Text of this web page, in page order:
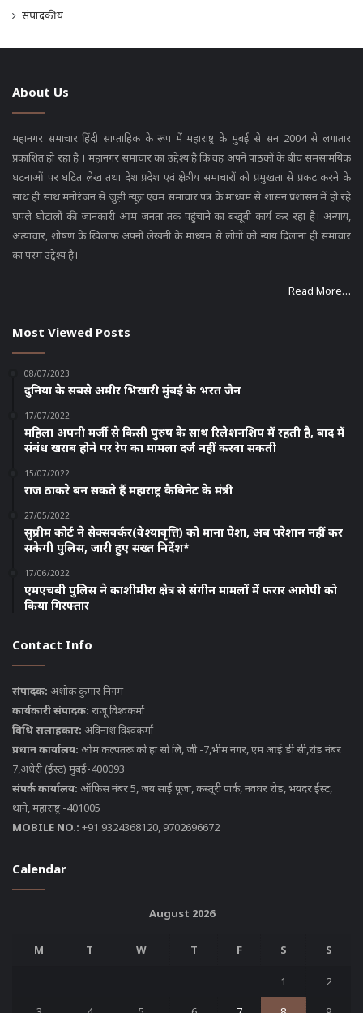
संपादकीय
About Us
महानगर समाचार हिंदी साप्ताहिक के रूप में महाराष्ट्र के मुंबई से सन 2004 से लगातार
प्रकाशित हो रहा है । महानगर समाचार का उद्देश्य है कि वह अपने पाठकों के बीच समसामयिक
घटनाओं पर घटित लेख तथा देश प्रदेश एवं क्षेत्रीय समाचारों को प्रमुखता से प्रकट करने के
साथ ही साथ मनोरंजन से जुड़ी न्यूज़ एवम समाचार पत्र के माध्यम से शासन प्रशासन में हो रहे
घपले घोटालों की जानकारी आम जनता तक पहुंचाने का बखूबी कार्य कर रहा है। अन्याय,
अत्याचार, शोषण के खिलाफ अपनी लेखनी के माध्यम से लोगों को न्याय दिलाना ही समाचार
का परम उद्देश्य है।
Read More…
Most Viewed Posts
08/07/2023
दुनिया के सबसे अमीर भिखारी मुंबई के भरत जैन
17/07/2022
महिला अपनी मर्जी से किसी पुरुष के साथ रिलेशनशिप में रहती है, बाद में
संबंध खराब होने पर रेप का मामला दर्ज नहीं करवा सकती
15/07/2022
राज ठाकरे बन सकते हैं महाराष्ट्र कैबिनेट के मंत्री
27/05/2022
सुप्रीम कोर्ट ने सेक्सवर्कर(वेश्यावृत्ति) को माना पेशा, अब परेशान नहीं कर
सकेगी पुलिस, जारी हुए सख्त निर्देश*
17/06/2022
एमएचबी पुलिस ने काशीमीरा क्षेत्र से संगीन मामलों में फरार आरोपी को
किया गिरफ्तार
Contact Info
संपादक: अशोक कुमार निगम
कार्यकारी संपादक: राजू विश्वकर्मा
विधि सलाहकार: अविनाश विश्वकर्मा
प्रधान कार्यालय: ओम कल्पतरू को हा सो लि, जी -7,भीम नगर, एम आई डी सी,रोड नंबर
7,अंधेरी (ईस्ट) मुंबई-400093
संपर्क कार्यालय: ऑफिस नंबर 5, जय साई पूजा, कस्तूरी पार्क, नवघर रोड, भयंदर ईस्ट,
थाने, महाराष्ट्र -401005
MOBILE NO.: +91 9324368120, 9702696672
Calendar
August 2026
M T W T F S S
1 2